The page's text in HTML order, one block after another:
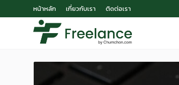
หน้าหลัก เกี่ยวกับเรา ติดต่อเรา